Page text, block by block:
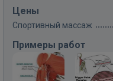
Цены
Спортивный массаж
Примеры работ